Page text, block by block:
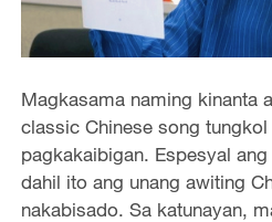
Magkasama naming kinanta
classic Chinese song tungkol
pagkakaibigan. Espesyal
dahil ito ang unang awiting
nakabisado. Sa katunayan,